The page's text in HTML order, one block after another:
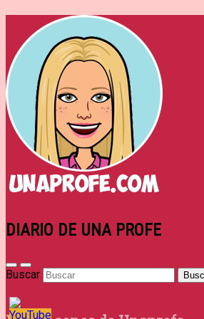
DIARIO DE UNA PROFE
Buscar